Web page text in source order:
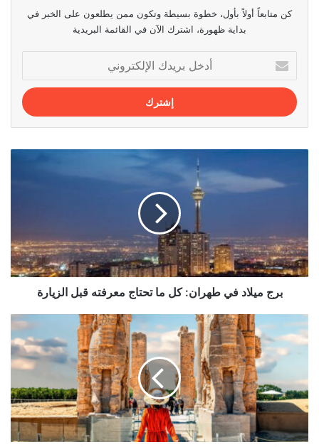
كن متابعاً أولاً بأول، خطوة بسيطة وتكون ممن يطلعون على الخبر في
بداية ظهورة، اشترك الآن في القائمة البريدية
بريدك
الإلكتروني
تحتاج
معرفته
قبل
برج ميلاد في طهران: كل ما تحتاج معرفته قبل الزيارة
أفضل
المدن
السياحية
إيران
التي
يجب
تعرفها